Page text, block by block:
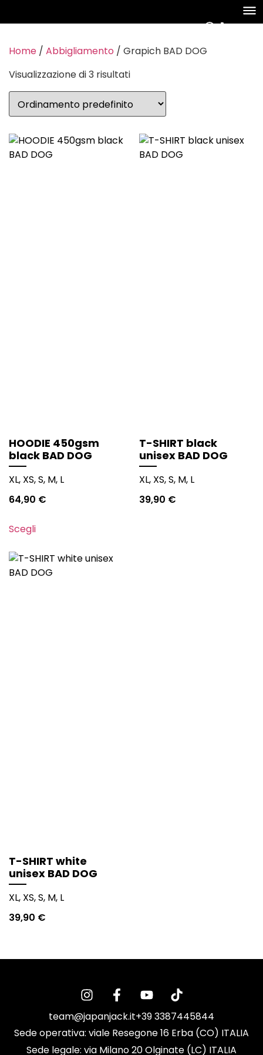
Home / Abbigliamento / Grapich BAD DOG
Visualizzazione di 3 risultati
HOODIE 450gsm
black BAD DOG
XL, XS, S, M, L
64,90 €
Scegli
T-SHIRT black
unisex BAD DOG
XL, XS, S, M, L
39,90 €
T-SHIRT white
unisex BAD DOG
XL, XS, S, M, L
39,90 €
team@japanjack.it+39 3387445844
Sede operativa: viale Resegone 16 Erba (CO) ITALIA
Sede legale: via Milano 20 Olginate (LC) ITALIA